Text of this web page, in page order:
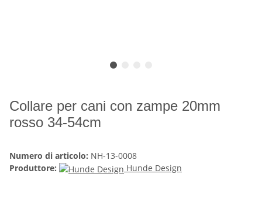
Collare per cani con zampe 20mm
rosso 34-54cm
Numero di articolo: NH-13-0008
Produttore:
Hunde Design